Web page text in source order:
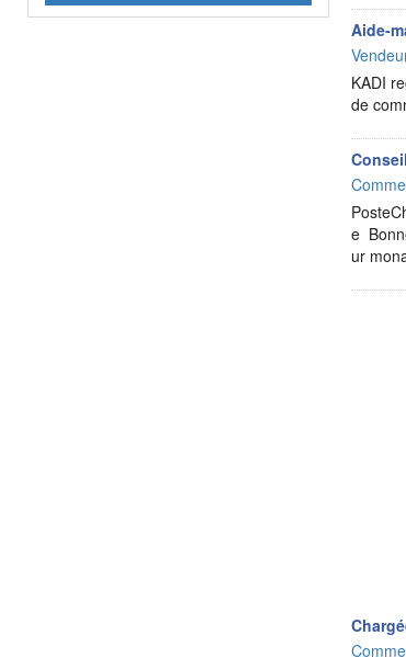
Aide-
KADI
de
e
ur